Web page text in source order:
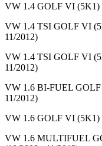
VW 1.4 GOLF VI (5K1)
VW 1.4 TSI GOLF VI
11/2012)
VW 1.4 TSI GOLF VI
11/2012)
VW 1.6 BI-FUEL GOLF
11/2012)
VW 1.6 GOLF VI (5K1)
VW 1.6 MULTIFUEL